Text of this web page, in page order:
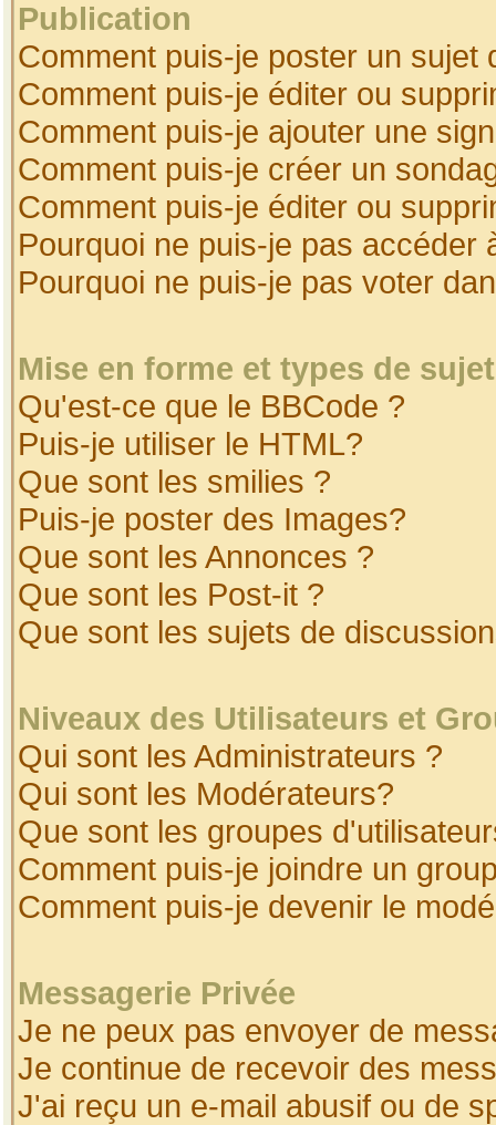
Publication
Comment puis-je poster un sujet
Comment puis-je éditer ou
Comment puis-je ajouter une
Comment puis-je créer un
Comment puis-je éditer ou
Pourquoi ne puis-je pas accéder
Pourquoi ne puis-je pas voter
Mise en forme et types de
Qu'est-ce que le BBCode ?
Puis-je utiliser le HTML?
Que sont les smilies ?
Puis-je poster des Images?
Que sont les Annonces ?
Que sont les Post-it ?
Que sont les sujets de
Niveaux des Utilisateurs et
Qui sont les Administrateurs ?
Qui sont les Modérateurs?
Que sont les groupes
Comment puis-je joindre un
Comment puis-je devenir le
Messagerie Privée
Je ne peux pas envoyer de
Je continue de recevoir des
J'ai reçu un e-mail abusif ou de